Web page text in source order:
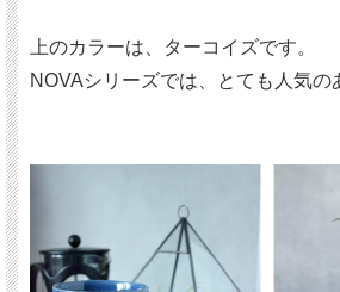
上のカラーは、ターコイズです。
NOVAシリーズでは、とても人気の